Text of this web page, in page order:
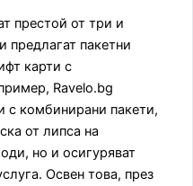
престой от три и
предлагат пакетни
карти с
Ravelo.bg
с комбинирани пакети,
от липса на
но и осигуряват
Освен това, през